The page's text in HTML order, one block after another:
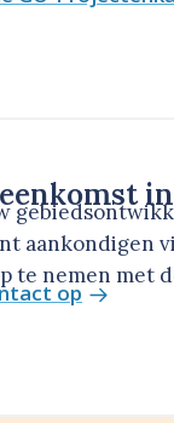
aankondigen
te nemen met
op